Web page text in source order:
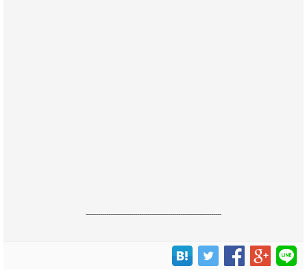
------------------------------------------------------------------